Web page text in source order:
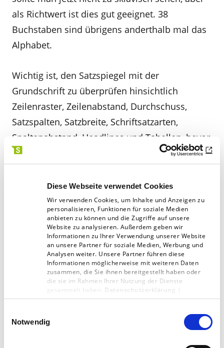
Diese Webseite verwendet Cookies
Wir verwenden Cookies, um Inhalte und Anzeigen zu
personalisieren, Funktionen für soziale Medien
anbieten zu können und die Zugriffe auf unsere
Website zu analysieren. Außerdem geben wir
Informationen zu Ihrer Verwendung unserer Website
an unsere Partner für soziale Medien, Werbung und
Analysen weiter. Unsere Partner führen diese
Informationen möglicherweise mit weiteren Daten
zusammen, die Sie ihnen bereitgestellt haben oder
die sie im Rahmen Ihrer Nutzung der Dienste
gesammelt haben. Datenschutzerklärung
Impressum
Notwendig
als Richtwert ist dies gut geeignet. 38
Buchstaben sind übrigens anderthalb mal das
Alphabet.
Wichtig ist, den Satzspiegel mit der
Grundschrift zu überprüfen hinsichtlich
Zeilenraster, Zeilenabstand, Durchschuss,
Satzspalten, Satzbreite, Schriftsatzarten,
Spaltenabstand, Headlines und Tabellen, bevor
man an die Gestaltung von Seiten geht. Nicht
zu vergessen sind dabei die Definition der
Pagina, also Seitenzahl und der Rubrikentitel.
Etwa ob diese innerhalb des Satzspiegels
stehen oder außerhalb. Satzspiegel können
natürlich auch nach dem Goldenen Schnitt
berechnet werden. Wie man einen Goldenen
Schnitt anlegt, lesen Sie am kommenden
Mittwoch. Der Satzspiegel ist die Bühne des
Magazins, Zeitung oder Buches und mitnichten
Raum wo später die Action stattfindet, also der